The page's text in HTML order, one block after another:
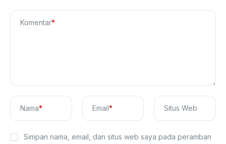
Komentar*
Nama* Email* Situs Web
Simpan nama, email, dan situs web saya pada peramban